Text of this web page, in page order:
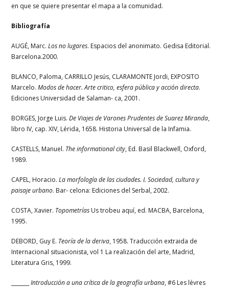
en que se quiere presentar el mapa a la comunidad.
Bibliografía
AUGÉ, Marc.Los no lugares. Espacios del anonimato. Gedisa Editorial.
Barcelona.2000.
BLANCO, Paloma, CARRILLO Jesús, CLARAMONTE Jordi, EXPOSITO
Marcelo.Modos de hacer. Arte critico, esfera pública y acción directa.
Ediciones Universidad de Salaman- ca, 2001.
BORGES, Jorge Luis.De Viajes de Varones Prudentes de Suarez Miranda,
libro IV, cap. XIV, Lérida, 1658. Historia Universal de la Infamia.
CASTELLS, Manuel. The informational city, Ed. Basil Blackwell, Oxford,
1989.
CAPEL, Horacio.La morfología de las ciudades. I. Sociedad, cultura y
paisaje urbano. Bar- celona: Ediciones del Serbal, 2002.
COSTA, Xavier. Topometrías Us trobeu aquí, ed. MACBA, Barcelona,
1995.
DEBORD, Guy E. Teoría de la deriva, 1958. Traducción extraida de
Internacional situacionista, vol 1 La realización del arte, Madrid,
Literatura Gris, 1999.
_______Introducción a una crítica de la geografía urbana, #6 Les lévres